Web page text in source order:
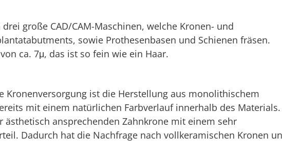
große CAD/CAM-Maschinen, welche Kronen- und
sowie Prothesenbasen und Schienen fräsen.
ca. 7μ, das ist so fein wie ein Haar.
Kronenversorgung ist die Herstellung aus monolithischem
mit einem natürlichen Farbverlauf innerhalb des Materials.
ansprechenden Zahnkrone mit einem sehr
Dadurch hat die Nachfrage nach vollkeramischen Kronen